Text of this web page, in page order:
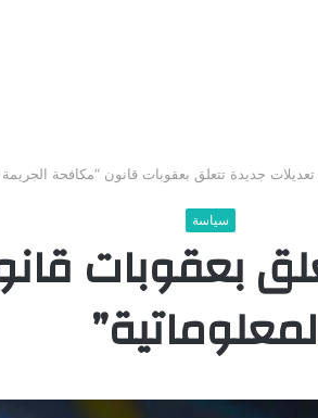
جديدة تتعلق بعقوبات قانون “مكافحة الجريمة
سياسة
بعقوبات